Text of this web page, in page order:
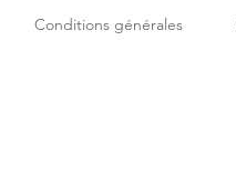
Conditions générales